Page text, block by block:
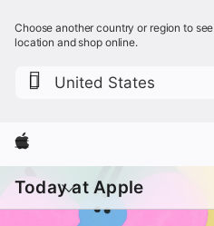
Choose another country or region to
location and shop online.
United States
Apple
Today at Apple
เมนู